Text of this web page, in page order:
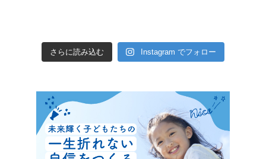
さらに読み込む Instagram でフォロー